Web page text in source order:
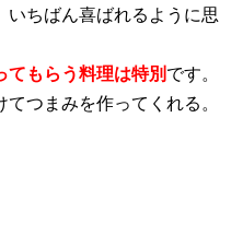
いちばん喜ばれるように思
てもらう料理は特別 です。
つまみを作ってくれる。